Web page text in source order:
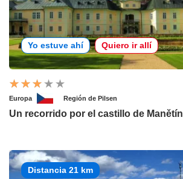
Yo estuve ahí Quiero ir allí
Europa Región de Pilsen
Un recorrido por el castillo de Manětín
Distancia 21 km